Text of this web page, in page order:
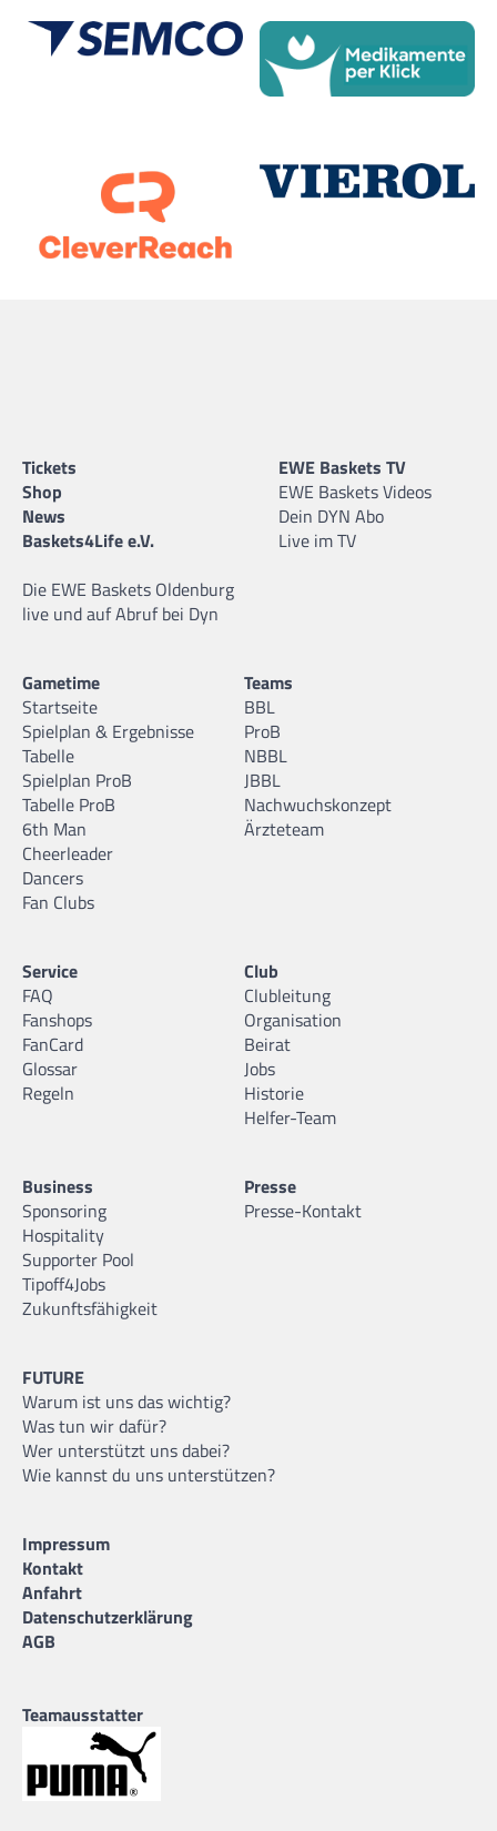
Tickets
Shop
News
Baskets4Life e.V.
Die EWE Baskets Oldenburg
live und auf Abruf bei Dyn
EWE Baskets TV
EWE Baskets Videos
Dein DYN Abo
Live im TV
Gametime
Startseite
Spielplan & Ergebnisse
Tabelle
Spielplan ProB
Tabelle ProB
6th Man
Cheerleader
Dancers
Fan Clubs
Teams
BBL
ProB
NBBL
JBBL
Nachwuchskonzept
Ärzteteam
Service
FAQ
Fanshops
FanCard
Glossar
Regeln
Club
Clubleitung
Organisation
Beirat
Jobs
Historie
Helfer-Team
Business
Sponsoring
Hospitality
Supporter Pool
Tipoff4Jobs
Zukunftsfähigkeit
Presse
Presse-Kontakt
FUTURE
Warum ist uns das wichtig?
Was tun wir dafür?
Wer unterstützt uns dabei?
Wie kannst du uns unterstützen?
Impressum
Kontakt
Anfahrt
Datenschutzerklärung
AGB
Teamausstatter